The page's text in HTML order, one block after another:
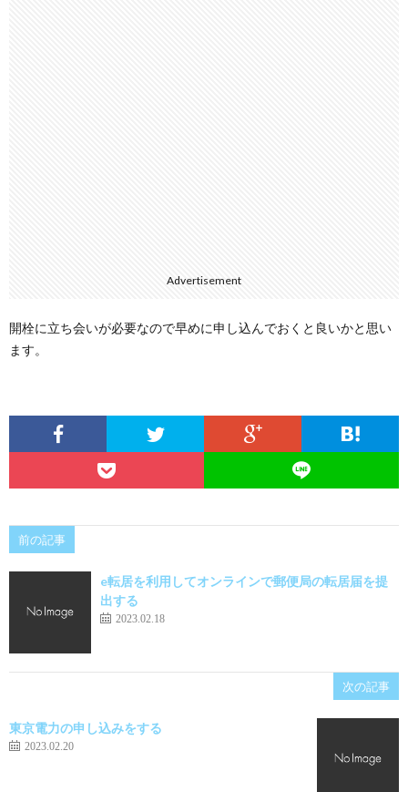
Advertisement
開栓に立ち会いが必要なので早めに申し込んでおくと良いかと思い
ます。
前の記事
e転居を利用してオンラインで郵便局の転居届を提
出する
2023.02.18
次の記事
東京電力の申し込みをする
2023.02.20